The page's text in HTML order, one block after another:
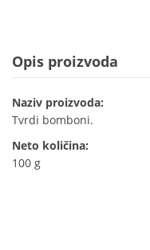
Opis proizvoda
Naziv proizvoda:
Tvrdi bomboni.
Neto količina:
100 g